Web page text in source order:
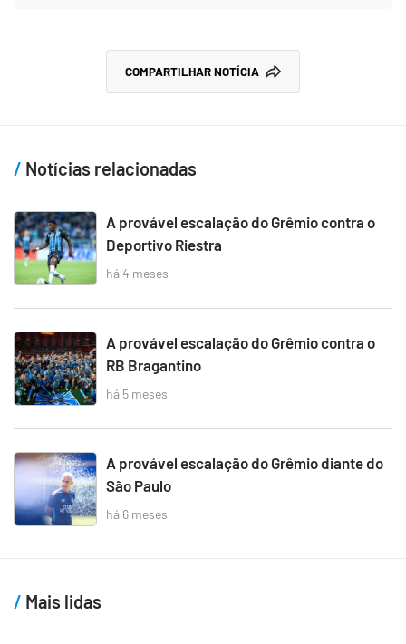
COMPARTILHAR NOTÍCIA
Notícias relacionadas
A provável escalação do Grêmio contra o
Deportivo Riestra
há 4 meses
A provável escalação do Grêmio contra o
RB Bragantino
há 5 meses
A provável escalação do Grêmio diante do
São Paulo
há 6 meses
Mais lidas